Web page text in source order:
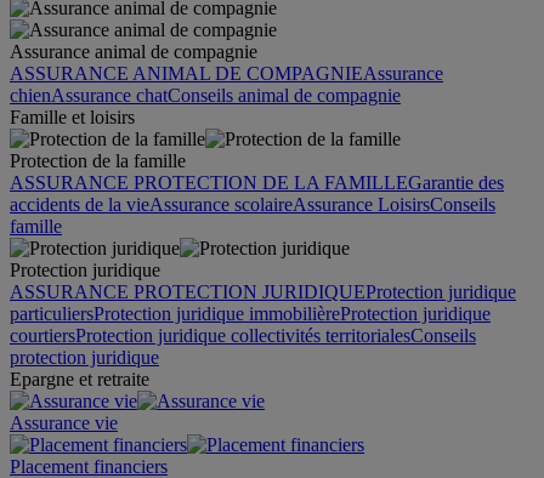
Assurance animal de compagnie
ASSURANCE ANIMAL DE COMPAGNIEAssurance
chienAssurance chatConseils animal de compagnie
Famille et loisirs
Protection de la famille
ASSURANCE PROTECTION DE LA FAMILLEGarantie des
accidents de la vieAssurance scolaireAssurance LoisirsConseils
famille
Protection juridique
ASSURANCE PROTECTION JURIDIQUEProtection juridique
particuliersProtection juridique immobilièreProtection juridique
courtiersProtection juridique collectivités territorialesConseils
protection juridique
Epargne et retraite
Assurance vie
Placement financiers